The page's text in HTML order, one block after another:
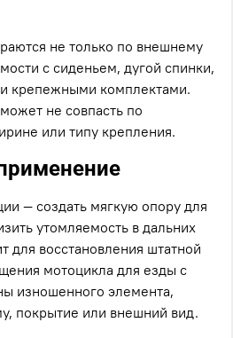
не только по внешнему
с сиденьем, дугой спинки,
крепежными комплектами.
не совпасть по
или типу крепления.
— создать мягкую опору для
утомляемость в дальних
для восстановления штатной
мотоцикла для езды с
изношенного элемента,
покрытие или внешний вид.